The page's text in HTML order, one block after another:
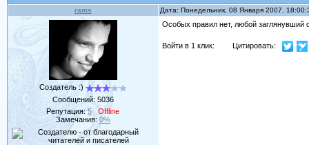
rams Дата: Понедельник, 08 Января 2007,
Создатель :)
Сообщений: 5036
Репутация:5
Offline
Замечания: 0%
Особых правил нет, любой заглянувший
Войти в 1 клик: Цитировать: